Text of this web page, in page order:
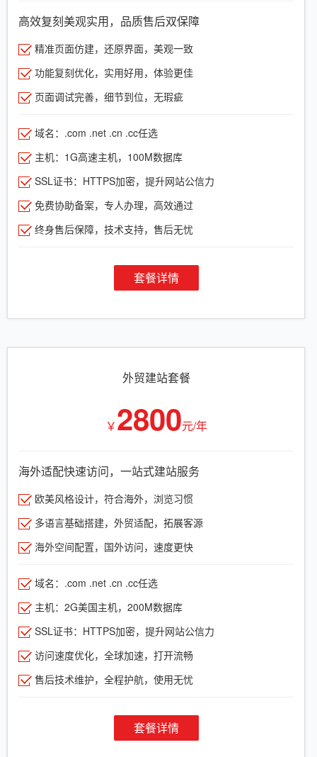
高效复刻美观实用，品质售后双保障
精准页面仿建，还原界面，美观一致
功能复刻优化，实用好用，体验更佳
页面调试完善，细节到位，无瑕疵
域名：.com .net .cn .cc任选
主机：1G高速主机，100M数据库
SSL证书：HTTPS加密，提升网站公信力
免费协助备案，专人办理，高效通过
终身售后保障，技术支持，售后无忧
套餐详情
外贸建站套餐
￥2800元/年
海外适配快速访问，一站式建站服务
欧美风格设计，符合海外，浏览习惯
多语言基础搭建，外贸适配，拓展客源
海外空间配置，国外访问，速度更快
域名：.com .net .cn .cc任选
主机：2G美国主机，200M数据库
SSL证书：HTTPS加密，提升网站公信力
访问速度优化，全球加速，打开流畅
售后技术维护，全程护航，使用无忧
套餐详情